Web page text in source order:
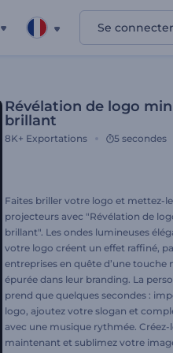
Se connecter
Révélation de logo
brillant
8K+ Exportations 5 secondes
Faites briller votre logo et mettez-
projecteurs avec "Révélation de
brillant". Les ondes lumineuses
votre logo créent un effet raffiné,
entreprises en quête d’une touche
épurée dans leur branding. La
prend que quelques secondes :
logo, ajoutez votre slogan et
avec une musique rythmée. Créez-
maintenant et sublimez votre